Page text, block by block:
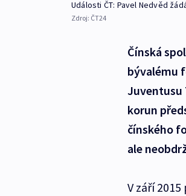
Události ČT: Pavel Nedvěd
Zdroj: ČT24
Čínská
bývalému
Juventusu
korun
čínského
ale
V září